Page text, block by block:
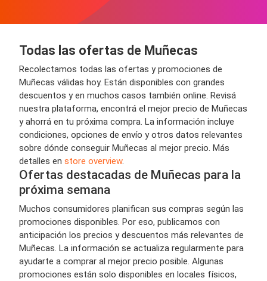
Todas las ofertas de Muñecas
Recolectamos todas las ofertas y promociones de
Muñecas válidas hoy. Están disponibles con grandes
descuentos y en muchos casos también online. Revisá
nuestra plataforma, encontrá el mejor precio de Muñecas
y ahorrá en tu próxima compra. La información incluye
condiciones, opciones de envío y otros datos relevantes
sobre dónde conseguir Muñecas al mejor precio. Más
detalles en store overview.
Ofertas destacadas de Muñecas para la
próxima semana
Muchos consumidores planifican sus compras según las
promociones disponibles. Por eso, publicamos con
anticipación los precios y descuentos más relevantes de
Muñecas. La información se actualiza regularmente para
ayudarte a comprar al mejor precio posible. Algunas
promociones están solo disponibles en locales físicos,